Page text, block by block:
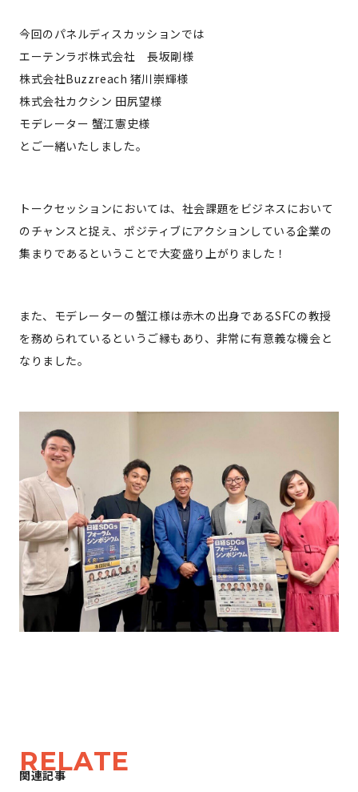
今回のパネルディスカッションでは
エーテンラボ株式会社 長坂剛様
株式会社Buzzreach 猪川崇輝様
株式会社カクシン 田尻望様
モデレーター 蟹江憲史様
とご一緒いたしました。
トークセッションにおいては、社会課題をビジネスにおいて
のチャンスと捉え、ポジティブにアクションしている企業の
集まりであるということで大変盛り上がりました！
また、モデレーターの蟹江様は赤木の出身であるSFCの教授
を務められているというご縁もあり、非常に有意義な機会と
なりました。
RELATE
関連記事